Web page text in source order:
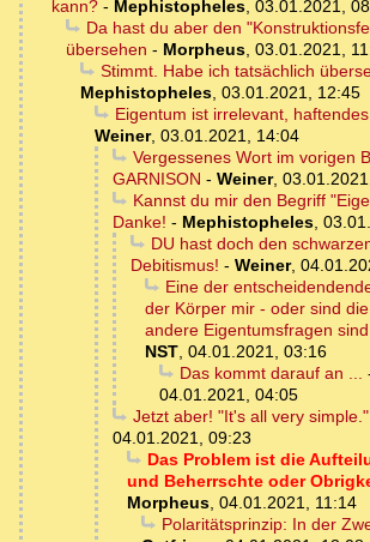
kann? - Mephistopheles, 03.01.2021,
Da hast du aber den
übersehen - Morpheus, 03.01.2021,
Stimmt. Habe ich tatsächlich
Mephistopheles, 03.01.2021, 12:45
Eigentum ist irrelevant,
Weiner, 03.01.2021, 14:04
Vergessenes Wort im vorigen
GARNISON - Weiner,
Kannst du mir den Begriff
Danke! - Mephistopheles,
DU hast doch den
Debitismus! - Weiner,
Eine der
der Körper mir - oder sind
andere Eigentumsfragen
NST, 04.01.2021, 03:16
Das kommt darauf an ...
04.01.2021, 04:05
Jetzt aber! "It's all very simple."
04.01.2021, 09:23
Das Problem ist die
und Beherrschte oder
Morpheus, 04.01.2021, 11:14
Polaritätsprinzip: In der